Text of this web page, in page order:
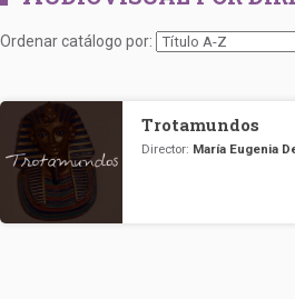
Ordenar catálogo por:
Trotamundos
Director: María Eugenia